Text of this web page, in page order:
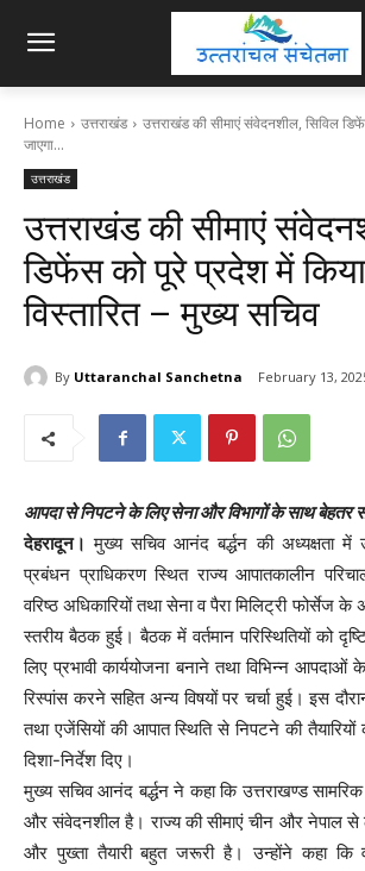
Home उत्तराखंड
उत्तराखंड की सीमाएं संवेदनशील, सिविल
जाएगा...
उत्तराखंड
उत्तराखंड की सीमाएं
डिफेंस को पूरे प्रदेश में
विस्तारित – मुख्य सचिव
By Uttaranchal Sanchetna February 13,
आपदा से निपटने के लिए सेना और विभागों के साथ बेहतर
देहरादून। मुख्य सचिव आनंद बर्द्धन की अध्यक्षता में
प्रबंधन प्राधिकरण स्थित राज्य आपातकालीन
वरिष्ठ अधिकारियों तथा सेना व पैरा मिलिट्री फोर्सेज
स्तरीय बैठक हुई। बैठक में वर्तमान परिस्थितियों को
लिए प्रभावी कार्ययोजना बनाने तथा विभिन्न आपदाओं
रिस्पांस करने सहित अन्य विषयों पर चर्चा हुई। इस
तथा एजेंसियों की आपात स्थिति से निपटने की
दिशा-निर्देश दिए।
मुख्य सचिव आनंद बर्द्धन ने कहा कि उत्तराखण्ड सामरिक
और संवेदनशील है। राज्य की सीमाएं चीन और नेपाल से
और पुख्ता तैयारी बहुत जरूरी है। उन्होंने कहा कि